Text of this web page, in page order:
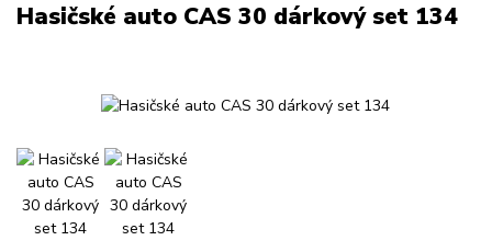
Hasičské auto CAS 30 dárkový set 134